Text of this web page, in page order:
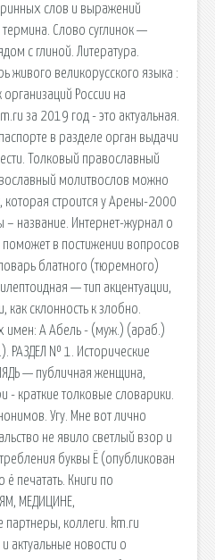
слов и выражений
термина. Слово суглинок —
с глиной. Литература.
живого великорусского языка :
организаций России на
за 2019 год - это актуальная.
в разделе орган выдачи
Толковый православный
молитвослов можно
которая строится у Арены-2000
название. Интернет-журнал о
поможет в постижении вопросов
блатного (тюремного)
— тип акцентуации,
как склонность к злобно.
имен: А Абель - (муж.) (араб.)
РАЗДЕЛ № 1. Исторические
— публичная женщина,
- краткие толковые словарики.
Угу. Мне вот лично
не явило светлый взор и
буквы Ё (опубликован
ё печатать. Книги по
МЕДИЦИНЕ,
коллеги. km.ru
актуальные новости о